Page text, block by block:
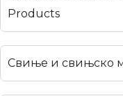
Products
Свиње и свињско